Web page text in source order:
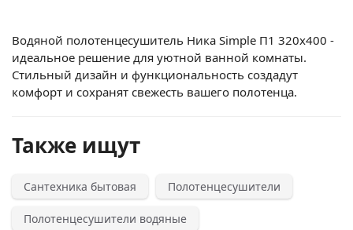
Водяной полотенцесушитель Ника Simple П1 320x400 -
идеальное решение для уютной ванной комнаты.
Стильный дизайн и функциональность создадут
комфорт и сохранят свежесть вашего полотенца.
Также ищут
Сантехника бытовая Полотенцесушители
Полотенцесушители водяные